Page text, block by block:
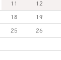
11 12
18 19
25 26